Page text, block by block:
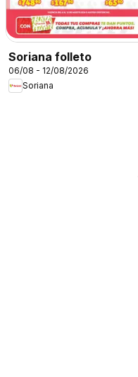
Soriana folleto
06/08 - 12/08/2026
Soriana